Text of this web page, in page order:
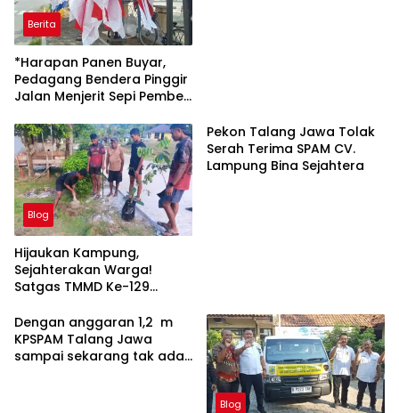
Berita
*Harapan Panen Buyar,
Pedagang Bendera Pinggir
Jalan Menjerit Sepi Pembeli
Blog
Hijaukan Kampung,
Sejahterakan Warga!
Satgas TMMD Ke-129
Produktif untuk Masa
Depan Masyarakat Sesor
Pekon Talang Jawa Tolak
Serah Terima SPAM CV.
Lampung Bina Sejahtera
Dengan anggaran 1,2 m
KPSPAM Talang Jawa
sampai sekarang tak ada
Blog